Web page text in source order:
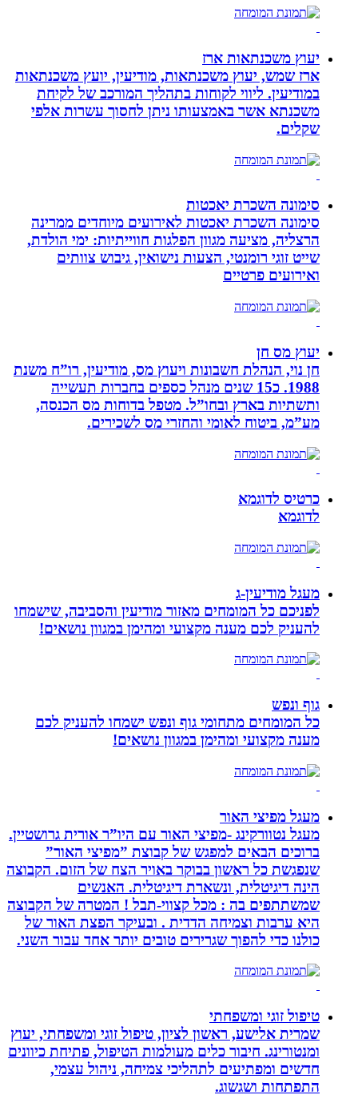
יעוץ משכנתאות ארז
ארז שמש, יעוץ משכנתאות, מודיעין, יועץ משכנתאות
במודיעין. ליווי לקוחות בתהליך המורכב של לקיחת
משכנתא אשר באמצעותו ניתן לחסוך עשרות אלפי
שקלים.
סימונה השכרת יאכטות
סימונה השכרת יאכטות לאירועים מיוחדים ממרינה
הרצליה, מציעה מגוון הפלגות חווייתיות: ימי הולדת,
שייט זוגי רומנטי, הצעות נישואין, גיבוש צוותים
ואירועים פרטיים
יעוץ מס חן
חן נוי, הנהלת חשבונות ויעוץ מס, מודיעין, רו”ח משנת
1988. כ15 שנים מנהל כספים בחברות תעשייה
ותשתיות בארץ ובחו”ל. מטפל בדוחות מס הכנסה,
מע”מ, ביטוח לאומי והחזרי מס לשכירים.
כרטיס לדוגמא
לדוגמא
מעגל מודיעין-ג
לפניכם כל המומחים מאזור מודיעין והסביבה, שישמחו
להעניק לכם מענה מקצועי ומהימן במגוון נושאים!
גוף ונפש
כל המומחים מתחומי גוף ונפש ישמחו להעניק לכם
מענה מקצועי ומהימן במגוון נושאים!
מעגל מפיצי האור
מעגל נטוורקינג -מפיצי האור עם היו”ר אורית גרושטיין.
ברוכים הבאים למפגש של קבוצת ”מפיצי האור”
שנפגשת כל ראשון בבוקר באויר הצח של הזום. הקבוצה
הינה דיגיטלית, ונשארת דיגיטלית. האנשים
שמשתתפים בה : מכל קצווי-תבל ! המטרה של הקבוצה
היא ערבות וצמיחה הדדית . ובעיקר הפצת האור של
כולנו כדי להפוך שגרירים טובים יותר אחד עבור השני.
טיפול זוגי ומשפחתי
שמרית אלישע, ראשון לציון, טיפול זוגי ומשפחתי, יעוץ
ומנטורינג. חיבור כלים מעולמות הטיפול, פתיחת כיוונים
חדשים ומפתיעים לתהליכי צמיחה, ניהול עצמי,
התפתחות ושגשוג.